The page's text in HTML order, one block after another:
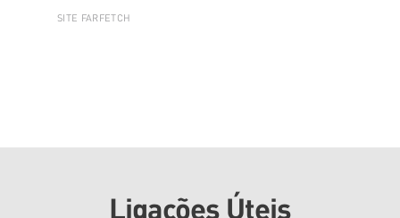
SITE FARFETCH
Ligações Úteis